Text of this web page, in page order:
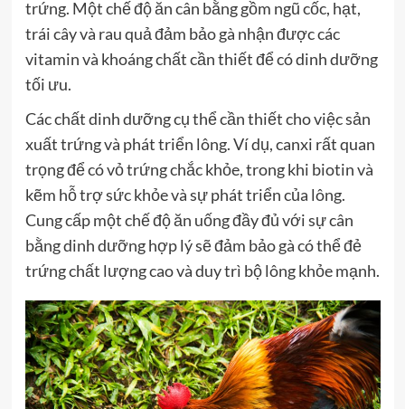
trứng. Một chế độ ăn cân bằng gồm ngũ cốc, hạt,
trái cây và rau quả đảm bảo gà nhận được các
vitamin và khoáng chất cần thiết để có dinh dưỡng
tối ưu.
Các chất dinh dưỡng cụ thể cần thiết cho việc sản
xuất trứng và phát triển lông. Ví dụ, canxi rất quan
trọng để có vỏ trứng chắc khỏe, trong khi biotin và
kẽm hỗ trợ sức khỏe và sự phát triển của lông.
Cung cấp một chế độ ăn uống đầy đủ với sự cân
bằng dinh dưỡng hợp lý sẽ đảm bảo gà có thể đẻ
trứng chất lượng cao và duy trì bộ lông khỏe mạnh.